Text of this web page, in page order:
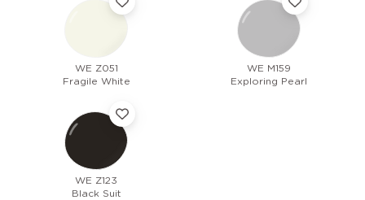
WE Z051
Fragile White
WE M159
Exploring Pearl
WE Z123
Black Suit